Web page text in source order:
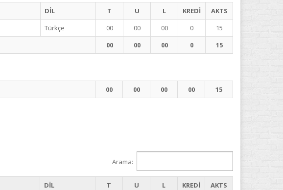
DİL T U L KREDİ
AKTS
Türkçe 00 00 00 0
15
00 00 00 0 15
00 00 00 00 15
Arama:
DİL T U L KREDİ
AKTS